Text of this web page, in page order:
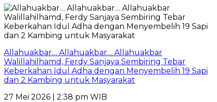
Allahuakbar… Allahuakbar… Allahuakbar
Walillahilhamd, Ferdy Sanjaya Sembiring Tebar
Keberkahan Idul Adha dengan Menyembelih 19 Sapi
dan 2 Kambing untuk Masyarakat
27 Mei 2026 | 2:38 pm WIB